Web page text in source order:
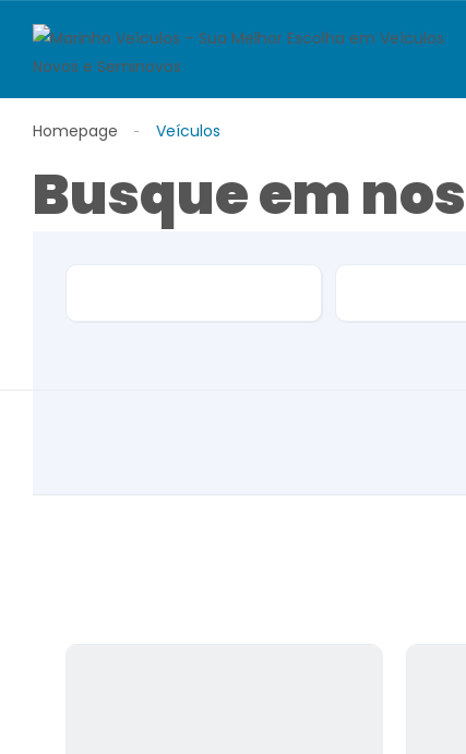
Homepage Veículos
Busque em